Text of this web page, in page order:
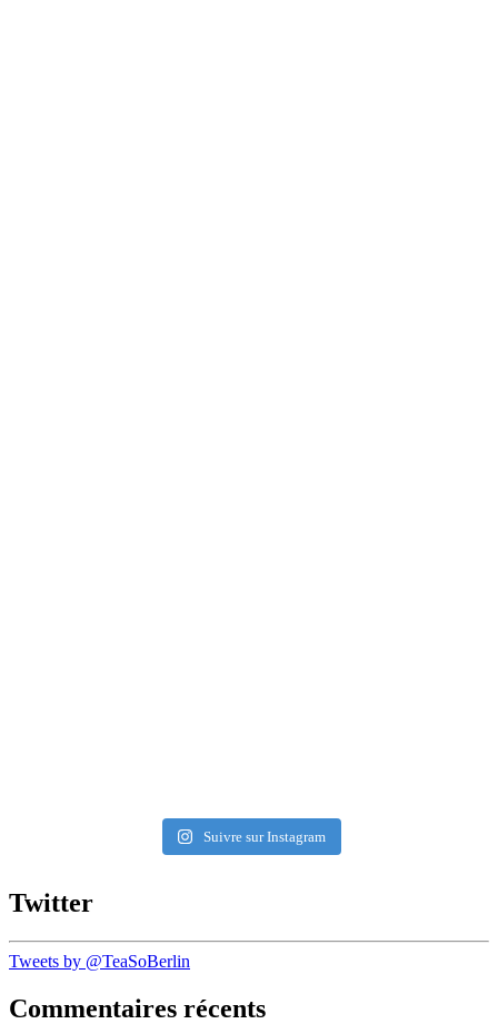
Suivre sur Instagram
Twitter
Tweets by @TeaSoBerlin
Commentaires récents